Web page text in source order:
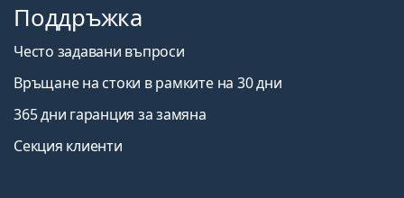
Поддръжка
Често задавани въпроси
Връщане на стоки в рамките на 30 дни
365 дни гаранция за замяна
Секция клиенти